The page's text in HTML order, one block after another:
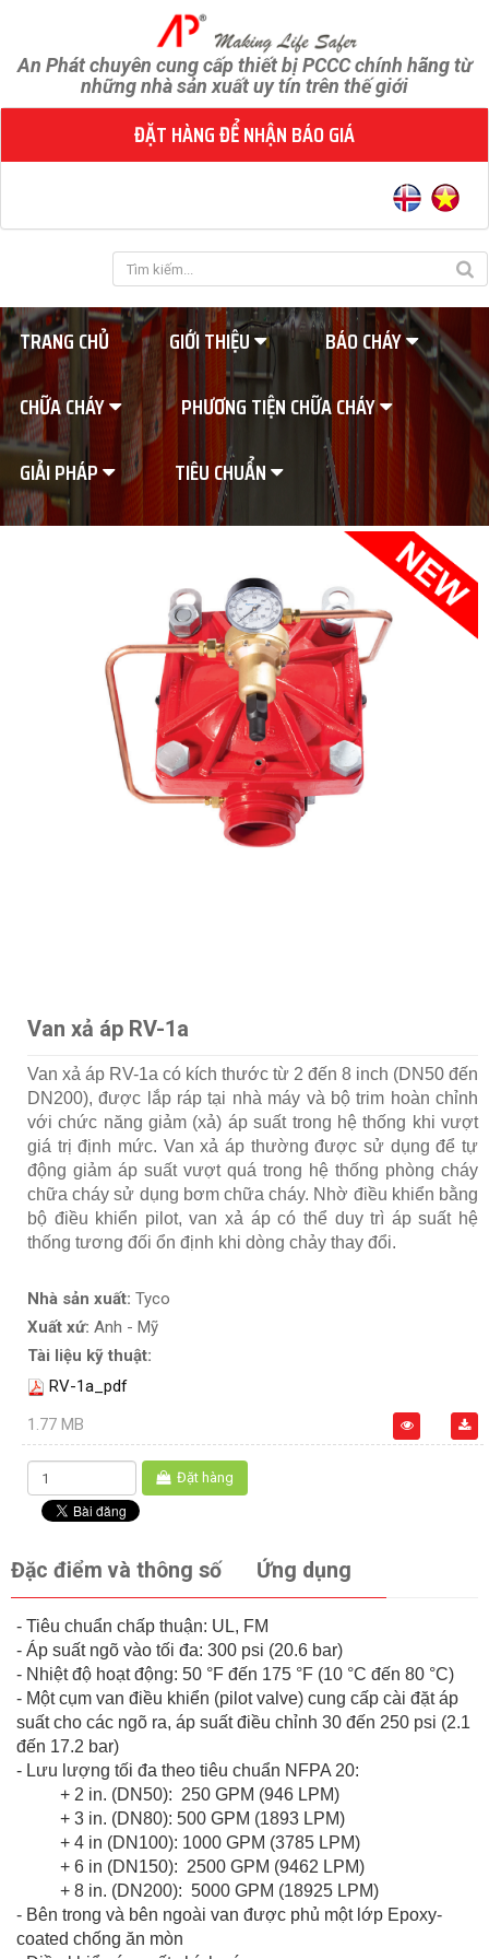
An Phát chuyên cung cấp thiết bị PCCC chính hãng từ
những nhà sản xuất uy tín trên thế giới
ĐẶT HÀNG ĐỂ NHẬN BÁO GIÁ
TRANG CHỦ GIỚI THIỆU
BÁO CHÁY
CHỮA CHÁY
PHƯƠNG TIỆN CHỮA CHÁY
GIẢI PHÁP
TIÊU CHUẨN
Van xả áp RV-1a
Van xả áp RV-1a có kích thước từ 2 đến 8 inch (DN50 đến
DN200), được lắp ráp tại nhà máy và bộ trim hoàn chỉnh
với chức năng giảm (xả) áp suất trong hệ thống khi vượt
giá trị định mức. Van xả áp thường được sử dụng để tự
động giảm áp suất vượt quá trong hệ thống phòng cháy
chữa cháy sử dụng bơm chữa cháy. Nhờ điều khiển bằng
bộ điều khiển pilot, van xả áp có thể duy trì áp suất hệ
thống tương đối ổn định khi dòng chảy thay đổi.
Nhà sản xuất: Tyco
Xuất xứ: Anh - Mỹ
Tài liệu kỹ thuật:
RV-1a_pdf
1.77 MB
Đặt hàng
Đặc điểm và thông số Ứng dụng
- Tiêu chuẩn chấp thuận: UL, FM
- Áp suất ngõ vào tối đa: 300 psi (20.6 bar)
- Nhiệt độ hoạt động: 50 °F đến 175 °F (10 °C đến 80 °C)
- Một cụm van điều khiển (pilot valve) cung cấp cài đặt áp
suất cho các ngõ ra, áp suất điều chỉnh 30 đến 250 psi (2.1
đến 17.2 bar)
- Lưu lượng tối đa theo tiêu chuẩn NFPA 20:
+ 2 in. (DN50): 250 GPM (946 LPM)
+ 3 in. (DN80): 500 GPM (1893 LPM)
+ 4 in (DN100): 1000 GPM (3785 LPM)
+ 6 in (DN150): 2500 GPM (9462 LPM)
+ 8 in. (DN200): 5000 GPM (18925 LPM)
- Bên trong và bên ngoài van được phủ một lớp Epoxy-
coated chống ăn mòn